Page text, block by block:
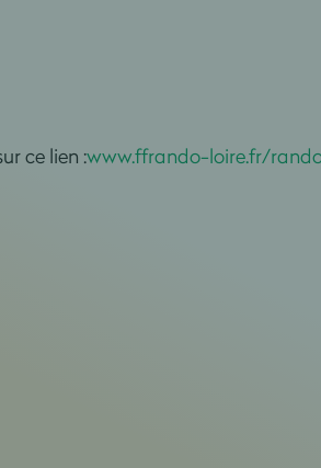
ce lien :www.ffrando-loire.fr/